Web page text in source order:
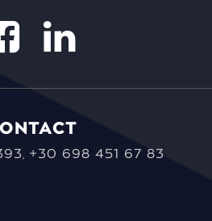
+30 698 451 67 83